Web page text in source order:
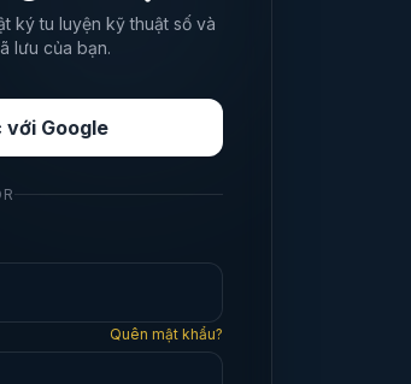
ký tu luyện kỹ thuật số và
lưu của bạn.
Google
Quên mật khẩu?